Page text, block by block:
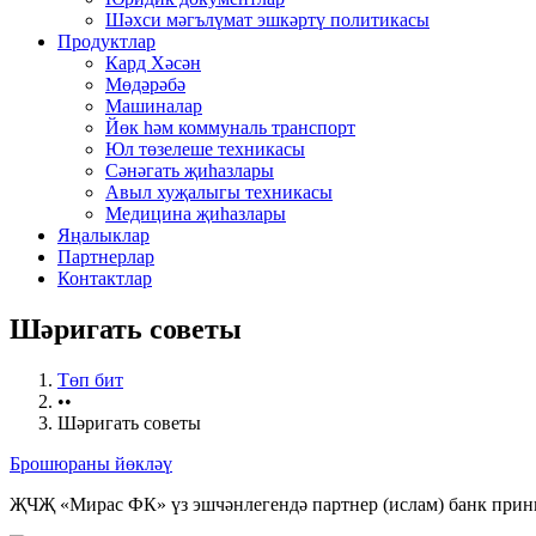
Шәхси мәгълүмат эшкәртү политикасы
Продуктлар
Кард Хәсән
Мөдәрәбә
Машиналар
Йөк һәм коммуналь транспорт
Юл төзелеше техникасы
Сәнәгать җиһазлары
Авыл хуҗалыгы техникасы
Медицина җиһазлары
Яңалыклар
Партнерлар
Контактлар
Шәригать cоветы
Төп бит
••
Шәригать cоветы
Брошюраны йөкләү
ҖЧҖ «Мирас ФК» үз эшчәнлегендә партнер (ислам) банк